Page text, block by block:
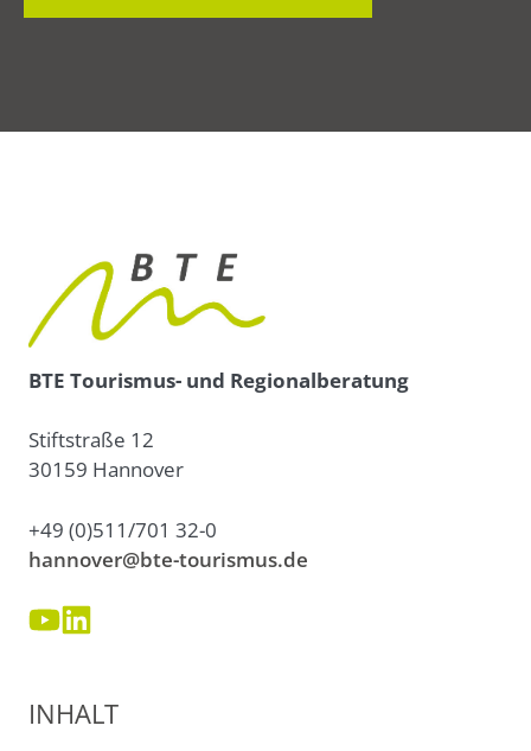
BTE Tourismus- und Regionalberatung
Stiftstraße 12
30159 Hannover
+49 (0)511/701 32-0
hannover@bte-tourismus.de
INHALT